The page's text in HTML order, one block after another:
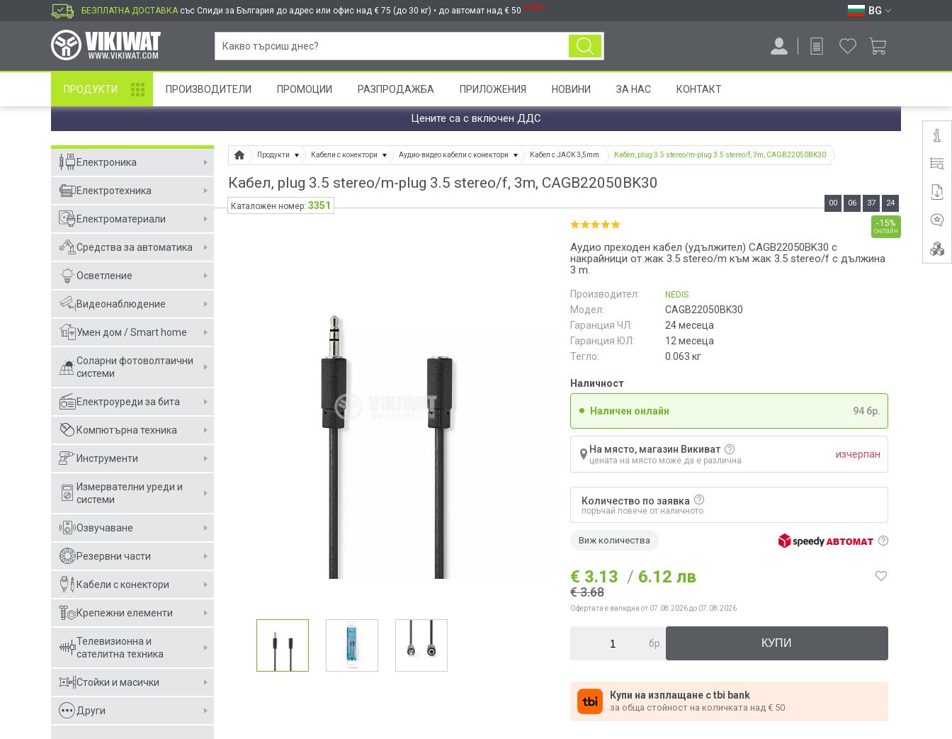
БЕЗПЛАТНА ДОСТАВКА със Спиди за България до адрес или офис над € 75 (до 30 кг) • до автомат над € 50 НОВО BG
ПРОДУКТИ ПРОИЗВОДИТЕЛИ ПРОМОЦИИ РАЗПРОДАЖБА ПРИЛОЖЕНИЯ НОВИНИ ЗА НАС КОНТАКТ
Цените са с включен ДДС
Електроника
Електротехника
Електроматериали
Средства за автоматика
Осветление
Видеонаблюдение
Умен дом / Smart home
Соларни фотоволтаични
системи
Електроуреди за бита
Компютърна техника
Инструменти
Измервателни уреди и
системи
Озвучаване
Резервни части
Кабели с конектори
Крепежни елементи
Телевизионна и
сателитна техника
Стойки и масички
Други
Продукти Кабели с конектори Аудио-видео кабели с конектори Кабел с JACK 3,5mm Кабел, plug 3.5 stereo/m-plug 3.5 stereo/f, 3m, CAGB22050BK30
Кабел, plug 3.5 stereo/m-plug 3.5 stereo/f, 3m, CAGB22050BK30
Аудио преходен кабел (удължител) CAGB22050BK30 с
накрайници от жак 3.5 stereo/m към жак 3.5 stereo/f с дължина
3 m.
Производител: NEDIS
Модел:
CAGB22050BK30
Гаранция ЧЛ:
24 месеца
Гаранция ЮЛ:
12 месеца
Тегло:
0.063 кг
Наличност
Наличен онлайн 94 бр.
На място, магазин Викиват
цената на място може да е различна
изчерпан
Количество по заявка
поръчай повече от наличното
Виж количества
-15%
онлайн
00 06 37 24
€ 3.13 / 6.12 лв
€ 3.68
Офертата е валидна от 07.08.2026 до 07.08.2026
бр.
Купи на изплащане с tbi bank
за обща стойност на количката над € 50
Каталожен номер: 3351